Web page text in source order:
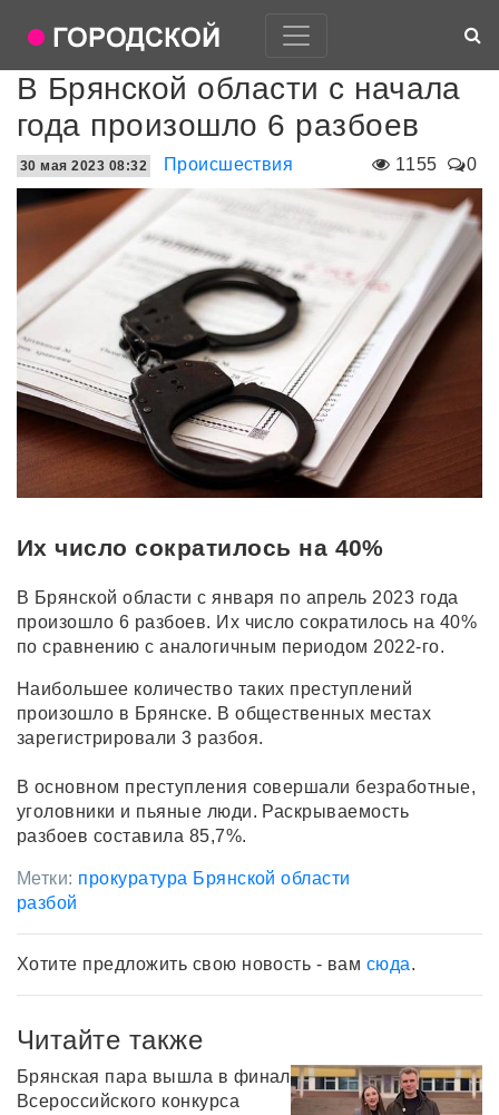
В Брянской области с начала
года произошло 6 разбоев
1155 0
30 мая 2023 08:32 Происшествия
Их число сократилось на 40%
В Брянской области с января по апрель 2023 года
произошло 6 разбоев. Их число сократилось на 40%
по сравнению с аналогичным периодом 2022-го.
Наибольшее количество таких преступлений
произошло в Брянске. В общественных местах
зарегистрировали 3 разбоя.
В основном преступления совершали безработные,
уголовники и пьяные люди. Раскрываемость
разбоев составила 85,7%.
Метки: прокуратура Брянской области
разбой
Хотите предложить свою новость - вам сюда.
Читайте также
Брянская пара вышла в финал
Всероссийского конкурса